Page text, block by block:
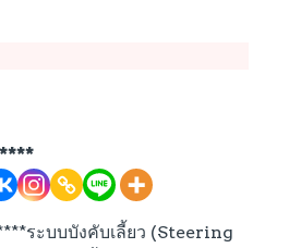
ระบบบังคับเลี้ยว (Steering